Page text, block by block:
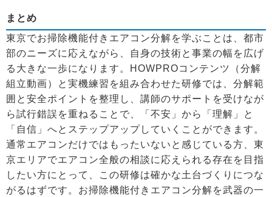
まとめ
東京でお掃除機能付きエアコン分解を学ぶことは、都市
部のニーズに応えながら、自身の技術と事業の幅を広げ
る大きな一歩になります。HOWPROコンテンツ（分解
組立動画）と実機練習を組み合わせた研修では、分解範
囲と安全ポイントを整理し、講師のサポートを受けなが
ら試行錯誤を重ねることで、「不安」から「理解」と
「自信」へとステップアップしていくことができます。
通常エアコンだけではもったいないと感じている方、東
京エリアでエアコン全般の相談に応えられる存在を目指
したい方にとって、この研修は確かな土台づくりにつな
がるはずです。お掃除機能付きエアコン分解を武器の一